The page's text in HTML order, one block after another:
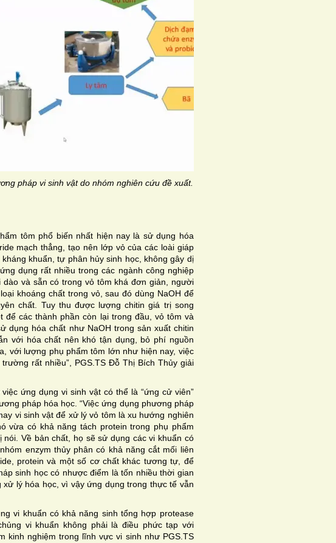
pháp vi sinh vật do nhóm nghiên cứu đề xuất. Nguồn: NVCC
tôm phổ biến nhất hiện nay là sử dụng hóa
mạch thẳng, tạo nên lớp vỏ của các loài giáp
khuẩn, tự phân hủy sinh học, không gây dị
dụng rất nhiều trong các ngành công nghiệp
và sẵn có trong vỏ tôm khá đơn giản, người
khoáng chất trong vỏ, sau đó dùng NaOH để
chất. Tuy thu được lượng chitin giá trị song
để các thành phần còn lại trong đầu, vỏ tôm và
dụng hóa chất như NaOH trong sản xuất chitin
với hóa chất nên khó tận dụng, bỏ phí nguồn
với lượng phụ phẩm tôm lớn như hiện nay, việc
rất nhiều”, PGS.TS Đỗ Thị Bích Thủy giải
ứng dụng vi sinh vật có thể là “ứng cử viên”
pháp hóa học. “Việc ứng dụng phương pháp
vi sinh vật để xử lý vỏ tôm là xu hướng nghiên
vừa có khả năng tách protein trong phụ phẩm
Về bản chất, họ sẽ sử dụng các vi khuẩn có
enzym thủy phân có khả năng cắt mối liên
protein và một số cơ chất khác tương tự, để
sinh học có nhược điểm là tốn nhiều thời gian
lý hóa học, vì vậy ứng dụng trong thực tế vẫn
vi khuẩn có khả năng sinh tổng hợp protease
vi khuẩn không phải là điều phức tạp với
kinh nghiệm trong lĩnh vực vi sinh như PGS.TS